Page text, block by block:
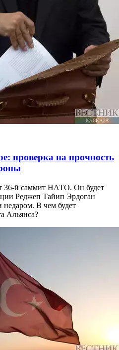
проверка на прочность
36-й саммит НАТО. Он будет
Реджеп Тайип Эрдоган
В чем будет
Альянса?